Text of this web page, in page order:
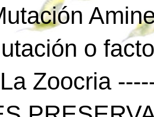
o
Zoocria